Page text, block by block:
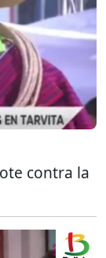
contra la